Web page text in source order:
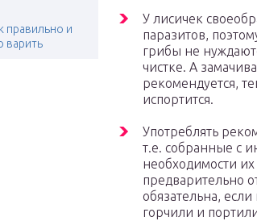
правильно и
варить
У лисичек
паразитов,
грибы не
чистке. А
рекомендуется,
испортится.
Употреблять
т.е. собранные с
необходимости
предварительно
обязательна,
горчили и